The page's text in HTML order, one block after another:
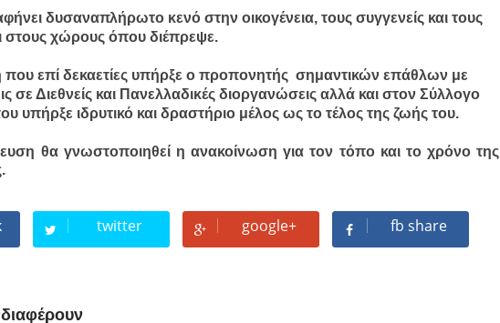
δυσαναπλήρωτο κενό στην οικογένεια, τους συγγενείς και τους
στους χώρους όπου διέπρεψε.
που επί δεκαετίες υπήρξε ο προπονητής σημαντικών επάθλων με
σε Διεθνείς και Πανελλαδικές διοργανώσεις αλλά και στον Σύλλογο
υπήρξε ιδρυτικό και δραστήριο μέλος ως το τέλος της ζωής του.
θα γνωστοποιηθεί η ανακοίνωση για τον τόπο και το χρόνο της
twitter google+ fb share